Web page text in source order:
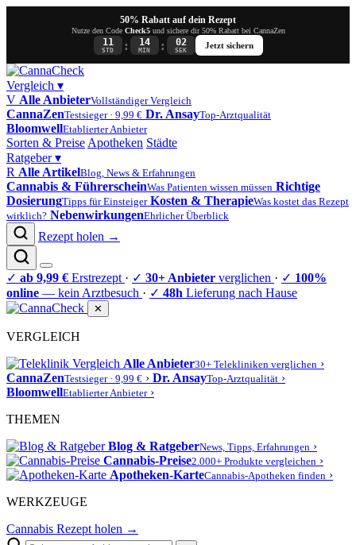
50% Rabatt auf dein Rezept
Nutze den Code Check5und sichere dir 50% Rabatt bei CannaZen
11
STD : 14
MIN : 02
SEK
Jetzt sichern
Vergleich ▾
V Alle AnbieterVollständiger Vergleich
CannaZenTestsieger · 9,99 € Dr. AnsayTop-Arztqualität
BloomwellEtablierter Anbieter
Sorten & Preise Apotheken Städte
Ratgeber▾
R Alle ArtikelBlog, News & Erfahrungen
Cannabis & FührerscheinWas Patienten wissen müssen Richtige
DosierungTipps für Einsteiger Kosten & TherapieWas kostet das Rezept
wirklich? NebenwirkungenEhrlicher Überblick
Rezept holen →
✓ ab 9,99 € Erstrezept · ✓ 30+ Anbieter verglichen · ✓ 100%
online — kein Arztbesuch · ✓ 48h Lieferung nach Hause
✕
VERGLEICH
Alle Anbieter30+ Telekliniken verglichen ›
CannaZenTestsieger · 9,99 € › Dr. AnsayTop-Arztqualität ›
BloomwellEtablierter Anbieter ›
THEMEN
Blog & RatgeberNews, Tipps, Erfahrungen ›
Cannabis-Preise2.000+ Produkte vergleichen ›
Apotheken-KarteCannabis-Apotheken finden ›
WERKZEUGE
Cannabis Rezept holen →